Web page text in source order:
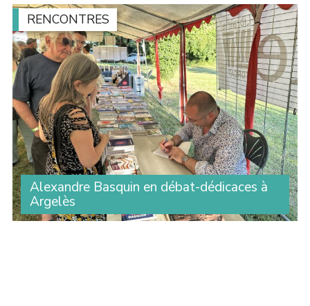
RENCONTRES
Alexandre Basquin en débat-dédicaces à
Argelès
Une centaine de personnes ont assisté à l’intervention